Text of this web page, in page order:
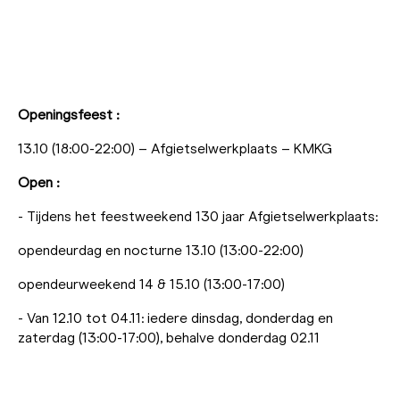
Openingsfeest :
13.10 (18:00-22:00) – Afgietselwerkplaats – KMKG
Open :
- Tijdens het feestweekend 130 jaar Afgietselwerkplaats:
opendeurdag en nocturne 13.10 (13:00-22:00)
opendeurweekend 14 & 15.10 (13:00-17:00)
- Van 12.10 tot 04.11: iedere dinsdag, donderdag en
zaterdag (13:00-17:00), behalve donderdag 02.11